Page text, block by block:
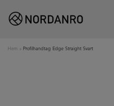
Hem » Profilhandtag Edge Straight Svart